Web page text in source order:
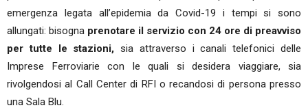
emergenza legata all’epidemia da Covid-19 i tempi si sono
allungati: bisogna prenotare il servizio con 24 ore di preavviso
per tutte le stazioni,sia attraverso i canali telefonici delle
Imprese Ferroviarie con le quali si desidera viaggiare, sia
rivolgendosi al Call Center di RFI o recandosi di persona presso
una Sala Blu.